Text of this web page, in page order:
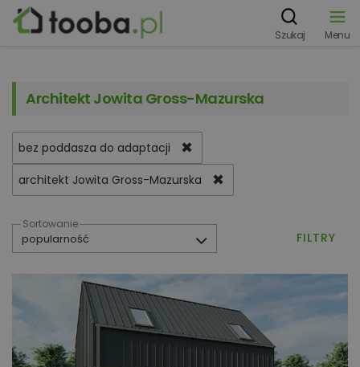
Szukaj Menu
Architekt Jowita Gross-Mazurska
✖
bez poddasza do adaptacji
✖
architekt Jowita Gross-Mazurska
FILTRY
Sortowanie